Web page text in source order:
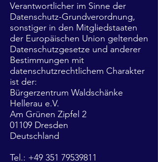
Verantwortlicher im Sinne der
Datenschutz-Grundverordnung,
sonstiger in den Mitgliedstaaten
der Europäischen Union geltenden
Datenschutzgesetze und anderer
Bestimmungen mit
datenschutzrechtlichem Charakter
ist der:
Bürgerzentrum Waldschänke
Hellerau e.V.
Am Grünen Zipfel 2
01109 Dresden
Deutschland
Tel.: +49 351 79539811